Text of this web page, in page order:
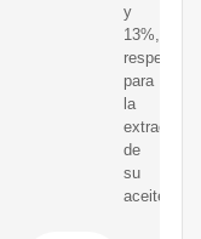
y
13%,
para
la
extracción
de
su
aceite.